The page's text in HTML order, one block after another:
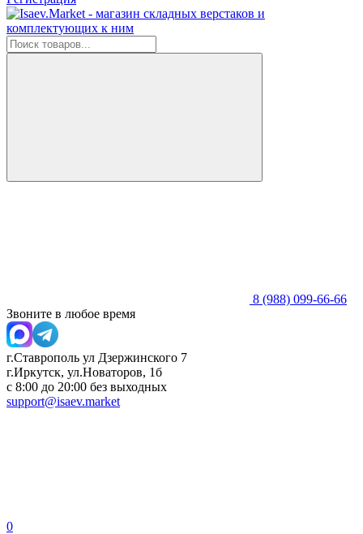
8 (988) 099-66-66
Звоните в любое время
г.Ставрополь ул Дзержинского 7
г.Иркутск, ул.Новаторов, 1б
с 8:00 до 20:00 без выходных
support@isaev.market
0